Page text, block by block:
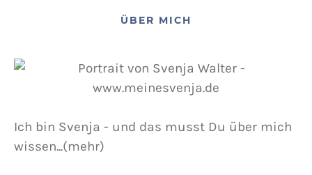
POSTED ON
ÜBER MICH
Ich bin Svenja - und das musst Du über mich
wissen...(mehr)